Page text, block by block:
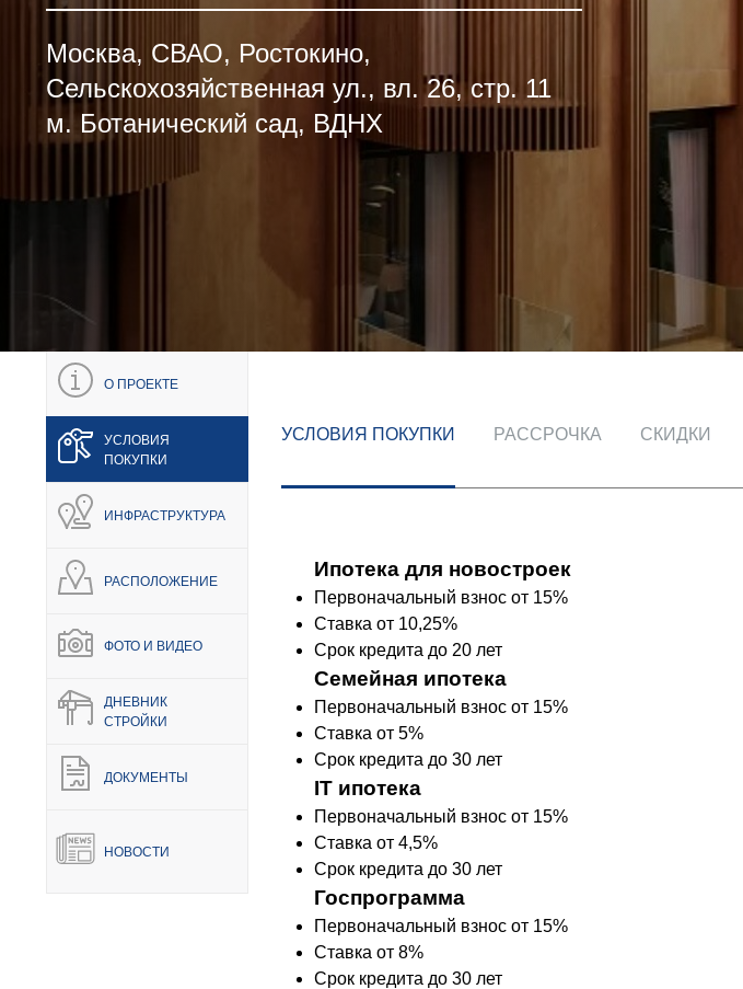
НЕДВИЖИМОСТЬ
Новостройки
Элитная недвижимость
Заявка на подбор квартиры
Акции
Ипотека
Обмен квартир
Документы
Москва, СВАО, Ростокино,
Сельскохозяйственная ул., вл. 26, стр. 11
м. Ботанический сад, ВДНХ
О ПРОЕКТЕ
УСЛОВИЯ
ПОКУПКИ
ИНФРАСТРУКТУРА
РАСПОЛОЖЕНИЕ
ФОТО И ВИДЕО
ДНЕВНИК
СТРОЙКИ
ДОКУМЕНТЫ
НОВОСТИ
УСЛОВИЯ ПОКУПКИ РАССРОЧКА СКИДКИ
Ипотека для новостроек
Первоначальный взнос от 15%
Ставка от 10,25%
Срок кредита до 20 лет
Семейная ипотека
Первоначальный взнос от 15%
Ставка от 5%
Срок кредита до 30 лет
IT ипотека
Первоначальный взнос от 15%
Ставка от 4,5%
Срок кредита до 30 лет
Госпрограмма
Первоначальный взнос от 15%
Ставка от 8%
Срок кредита до 30 лет